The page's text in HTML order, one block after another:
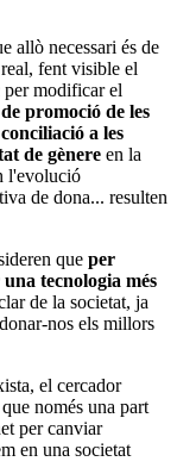
allò necessari és de
fent visible el
per modificar el
promoció de les
a les
de gènere en la
l'evolució
de dona... resulten
que per
tecnologia més
de la societat, ja
nos els millors
el cercador
només una part
per canviar
en una societat